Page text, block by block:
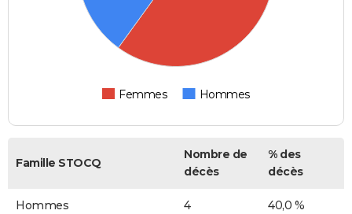
Femmes Hommes
Famille STOCQ
Nombre de
décès
% des
décès
Hommes 4 40,0 %